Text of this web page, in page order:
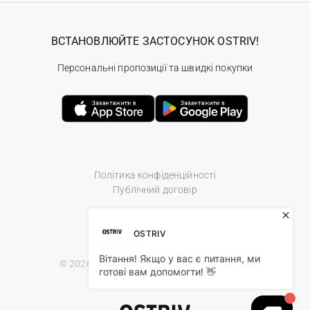
Політика конфіденційності
Публічний договір
© 2026 Ostriv.ua Store. All Rights Reserved.
ВСТАНОВЛЮЙТЕ ЗАСТОСУНОК OSTRIV!
Персональні пропозиції та швидкі покупки